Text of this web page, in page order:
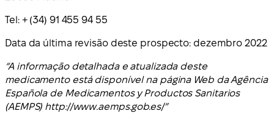
Tel: + (34) 91 455 94 55
Data da última revisão deste prospecto: dezembro 2022
“A informação detalhada e atualizada deste
medicamento está disponível na página Web da Agência
Española de Medicamentos y Productos Sanitarios
(AEMPS) http://www.aemps.gob.es/”